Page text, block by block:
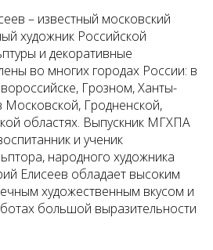
– известный московский
художник Российской
и декоративные
во многих городах России: в
Грозном, Ханты-
Московской, Гродненской,
областях. Выпускник МГХПА
и ученик
народного художника
Елисеев обладает высоким
художественным вкусом и
большой выразительности